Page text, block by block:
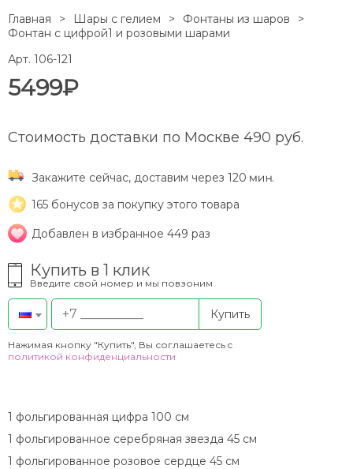
Главная Шары с гелием
Фонтаны из шаров
Фонтан с цифрой1 и розовыми шарами
Арт. 106-121
5499₽
Стоимость доставки по Москве 490 руб.
Закажите сейчас, доставим через 120
.
165 бонусов за покупку этого товара
Добавлен в избранное 449 раз
Купить в 1 клик
Введите свой номер и мы повзоним
Купить
Нажимая кнопку "Купить", Вы соглашаетесь c
политикой конфиденциальности
1 фольгированная цифра 100 см
1 фольгированное серебряная звезда 45 см
1 фольгированное розовое сердце 45 см